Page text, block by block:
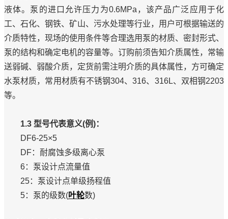
液体。泵的进口允许压力为0.6MPa，该产品广泛应用于化
工、石化、钢铁、矿山、污水处理等行业，用户可根据输送的
介质特性，现场的使用条件等合理选用泵的材质、密封形式、
泵的结构和确定电机的容量等。订购前须告知介质属性，常输
送弱碱、弱酸介质，定货前需注明介质的具体属性，方可确定
水泵材质，常用材质有不锈钢304、316、316L、双相钢2203
等。
1.3 型号代表意义(例)：
DF6-25×5
DF：耐腐蚀多级离心泵
6：泵设计点流量值
25：泵设计点单级扬程值
5：泵的级数(叶轮数)